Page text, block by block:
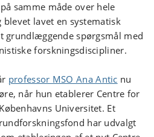
samme måde over hele
lavet en systematisk
grundlæggende spørgsmål med
forskningsdiscipliner.
professor MSO Ana Antic nu
når hun etablerer Centre for
Universitet. Et
har udvalgt